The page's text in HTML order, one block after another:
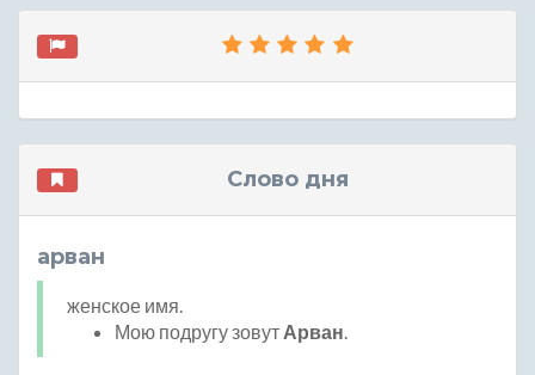
Слово дня
арван
женское имя.
Мою подругу зовут Арван.